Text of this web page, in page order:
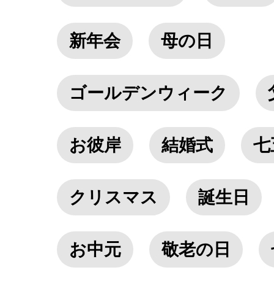
個人事業・フリーランス
ふるさと納税の基礎知識
10秒ぴったり診断
自治体直営サイト特集
はじめるバイブルとは
新年会 母の日
ゴールデンウィーク
お彼岸 結婚式 七
クリスマス 誕生日
お中元 敬老の日